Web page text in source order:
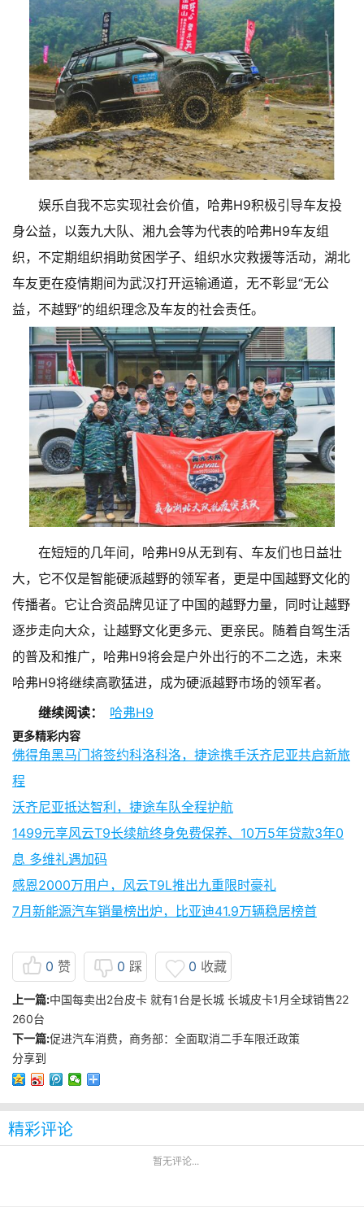
娱乐自我不忘实现社会价值，哈弗H9积极引导车友投
身公益，以轰九大队、湘九会等为代表的哈弗H9车友组
织，不定期组织捐助贫困学子、组织水灾救援等活动，湖北
车友更在疫情期间为武汉打开运输通道，无不彰显“无公
益，不越野”的组织理念及车友的社会责任。
在短短的几年间，哈弗H9从无到有、车友们也日益壮
大，它不仅是智能硬派越野的领军者，更是中国越野文化的
传播者。它让合资品牌见证了中国的越野力量，同时让越野
逐步走向大众，让越野文化更多元、更亲民。随着自驾生活
的普及和推广，哈弗H9将会是户外出行的不二之选，未来
哈弗H9将继续高歌猛进，成为硬派越野市场的领军者。
继续阅读：
哈弗H9
更多精彩内容
佛得角黑马门将签约科洛科洛，捷途携手沃齐尼亚共启新旅
程
沃齐尼亚抵达智利，捷途车队全程护航
1499元享风云T9长续航终身免费保养、10万5年贷款3年0
息 多维礼遇加码
感恩2000万用户，风云T9L推出九重限时豪礼
7月新能源汽车销量榜出炉，比亚迪41.9万辆稳居榜首
0 赞 0 踩 0 收藏
上一篇:中国每卖出2台皮卡 就有1台是长城 长城皮卡1月全球销售22
260台
下一篇:促进汽车消费，商务部：全面取消二手车限迁政策
分享到
精彩评论
暂无评论...